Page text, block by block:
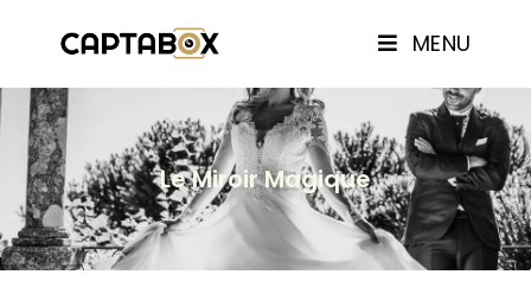
MENU
Le Miroir Magique